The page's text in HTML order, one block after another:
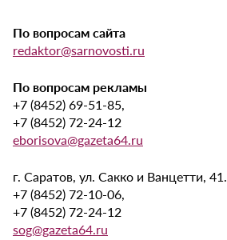
По вопросам сайта
redaktor@sarnovosti.ru
По вопросам рекламы
+7 (8452) 69-51-85,
+7 (8452) 72-24-12
eborisova@gazeta64.ru
г. Саратов, ул. Сакко и Ванцетти, 41.
+7 (8452) 72-10-06,
+7 (8452) 72-24-12
sog@gazeta64.ru